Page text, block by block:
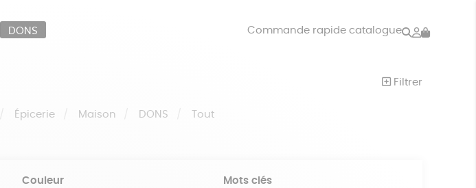
DONS Commande rapide catalogue Rechercher
Mon
Filtrer
Épicerie Maison DONS Tout
Couleur Mots clés